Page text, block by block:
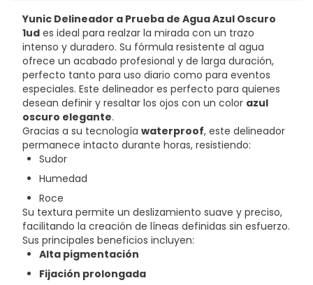
Yunic Delineador a Prueba de Agua Azul Oscuro
1ud es ideal para realzar la mirada con un trazo
intenso y duradero. Su fórmula resistente al agua
ofrece un acabado profesional y de larga duración,
perfecto tanto para uso diario como para eventos
especiales. Este delineador es perfecto para quienes
desean definir y resaltar los ojos con un color azul
oscuro elegante.
Gracias a su tecnología waterproof, este delineador
permanece intacto durante horas, resistiendo:
Sudor
Humedad
Roce
Su textura permite un deslizamiento suave y preciso,
facilitando la creación de líneas definidas sin esfuerzo.
Sus principales beneficios incluyen:
Alta pigmentación
Fijación prolongada